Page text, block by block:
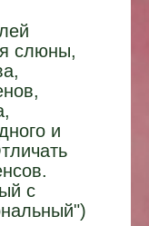
слюны,
и
с
)